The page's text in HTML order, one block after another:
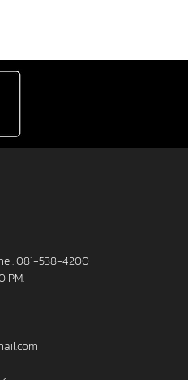
Berlin
:081-538-4200
PM.